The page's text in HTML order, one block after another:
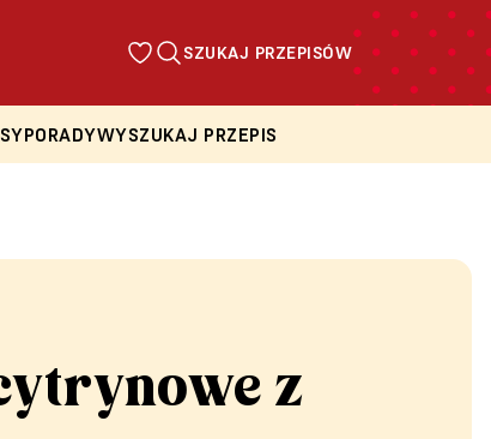
SZUKAJ PRZEPISÓW
PORADYWYSZUKAJ PRZEPIS
z